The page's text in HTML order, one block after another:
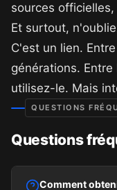
sources
Et surtout,
C'est un lien.
générations.
utilisez-le. Mais
QUESTIONS
Questions
Comment